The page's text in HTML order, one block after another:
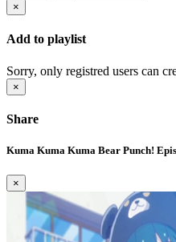
×
Add to playlist
Sorry, only registred users can
×
Share
Kuma Kuma Kuma Bear Punch!
×